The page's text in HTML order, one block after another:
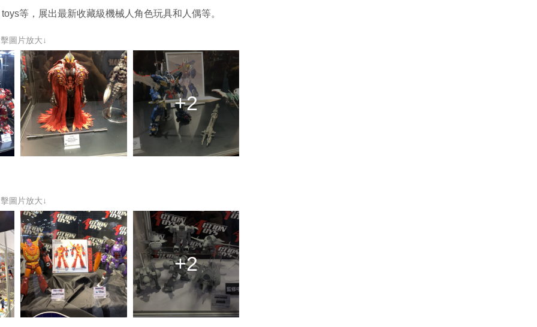
等，展出最新收藏級機械人角色玩具和人偶等。
圖片放大↓
+2
圖片放大↓
+2